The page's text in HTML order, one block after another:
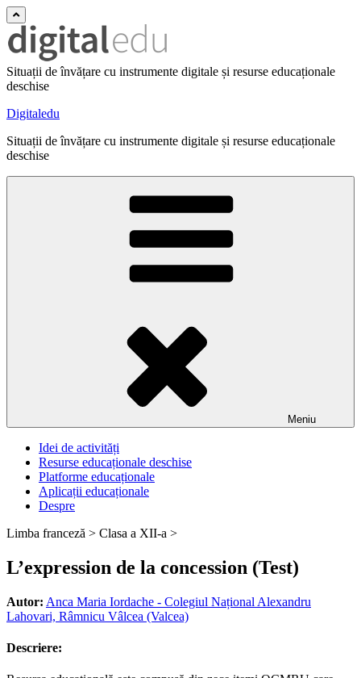
Situații de învățare cu instrumente digitale și resurse educaționale
deschise
Digitaledu
Situații de învățare cu instrumente digitale și resurse educaționale
deschise
Meniu
Idei de activități
Resurse educaționale deschise
Platforme educaționale
Aplicații educaționale
Despre
Limba franceză > Clasa a XII-a >
L’expression de la concession (Test)
Autor: Anca Maria Iordache - Colegiul Național Alexandru
Lahovari, Râmnicu Vâlcea (Valcea)
Descriere: